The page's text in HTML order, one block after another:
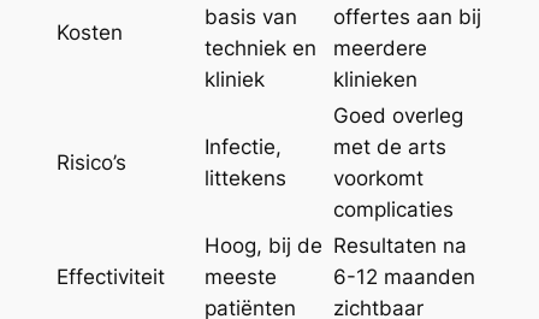
Kosten
basis van
techniek en
kliniek
offertes aan bij
meerdere
klinieken
Risico’s
Infectie,
littekens
Goed overleg
met de arts
voorkomt
complicaties
Effectiviteit
Hoog, bij de
meeste
patiënten
Resultaten na
6-12 maanden
zichtbaar